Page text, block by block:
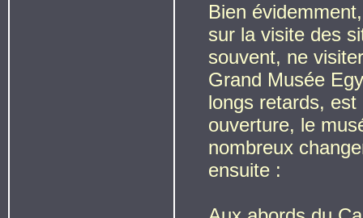
Bien
sur la visite des
souvent, ne
Grand Musée
longs retards,
ouverture, le
nombreux
ensuite :